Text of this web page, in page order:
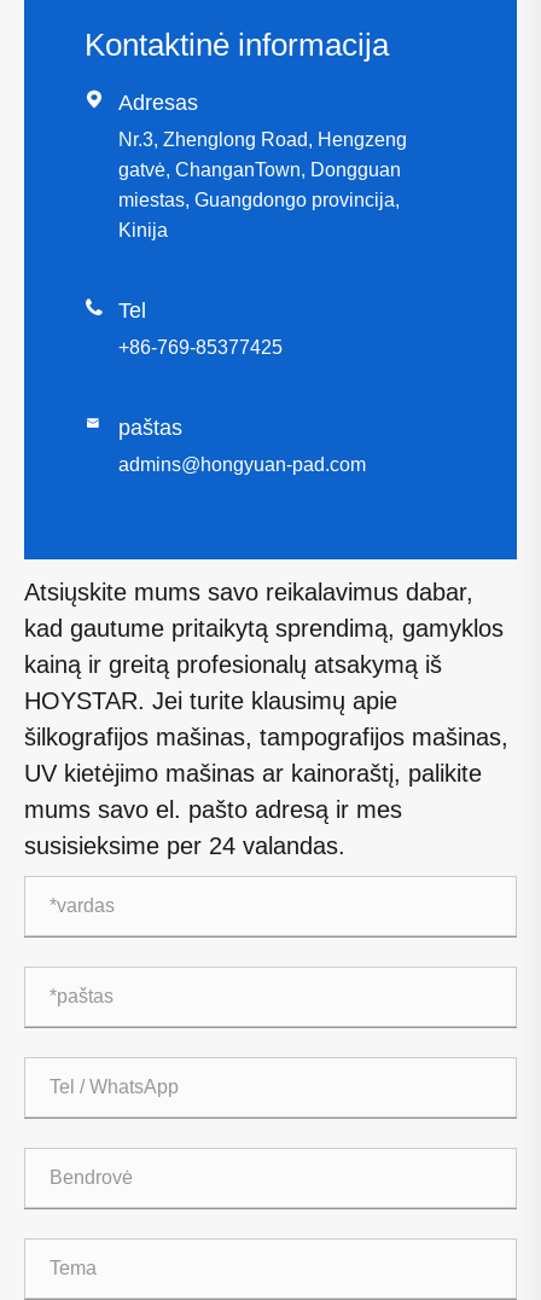
Kontaktinė informacija
 Adresas
Nr.3, Zhenglong Road, Hengzeng
gatvė, ChanganTown, Dongguan
miestas, Guangdongo provincija,
Kinija
 Tel
+86-769-85377425
 paštas
admins@hongyuan-pad.com
Atsiųskite mums savo reikalavimus dabar,
kad gautume pritaikytą sprendimą, gamyklos
kainą ir greitą profesionalų atsakymą iš
HOYSTAR. Jei turite klausimų apie
šilkografijos mašinas, tampografijos mašinas,
UV kietėjimo mašinas ar kainoraštį, palikite
mums savo el. pašto adresą ir mes
susisieksime per 24 valandas.